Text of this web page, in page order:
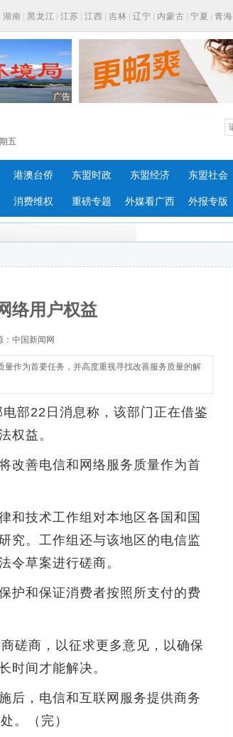
湖南 黑龙江 江苏 江西 吉林 辽宁 内蒙古 宁夏 青海
广告
五
港澳台侨 东盟时政 东盟经济 东盟社会
消费维权 重磅专题 外媒看广西 外报专版
络用户权益
：中国新闻网
作为首要任务，并高度重视寻找改善服务质量的解
部22日消息称，该部门正在借鉴
权益。
善电信和网络服务质量作为首
技术工作组对本地区各国和国
究。工作组还与该地区的电信监
令草案进行磋商。
和保证消费者按照所支付的费
商，以征求更多意见，以确保
时间才能解决。
，电信和互联网服务提供商务
。（完）